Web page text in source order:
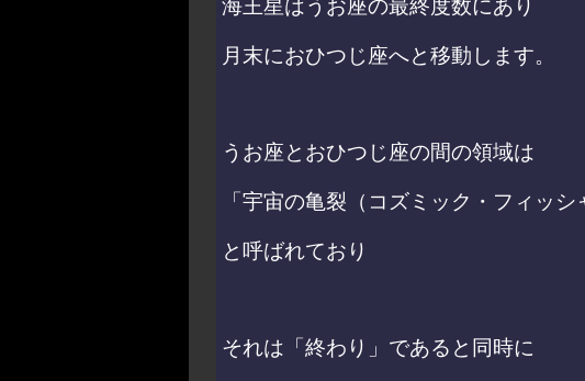
海王星はうお座の最終度数にあり
月末におひつじ座へと移動します。
うお座とおひつじ座の間の領域は
「宇宙の亀裂（コズミック・ フィッシ
と呼ばれており
それは「終わり」であると同時に